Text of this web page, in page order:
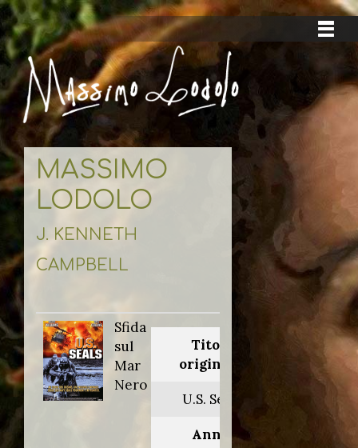
MASSIMO
LODOLO
J. KENNETH
CAMPBELL
Sfida
sul
Mar
Nero
Titolo
originale:
U.S. Seals
Anno: